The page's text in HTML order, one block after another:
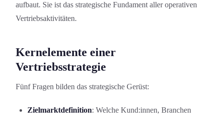
aufbaut. Sie ist das strategische Fundament aller operativen
Vertriebsaktivität­en.
Kernelement­e einer
Vertriebsstrategie
Fünf Fragen bilden das strategische Gerüst:
Zielmarktdefinition: Welche Kund:innen, Branchen